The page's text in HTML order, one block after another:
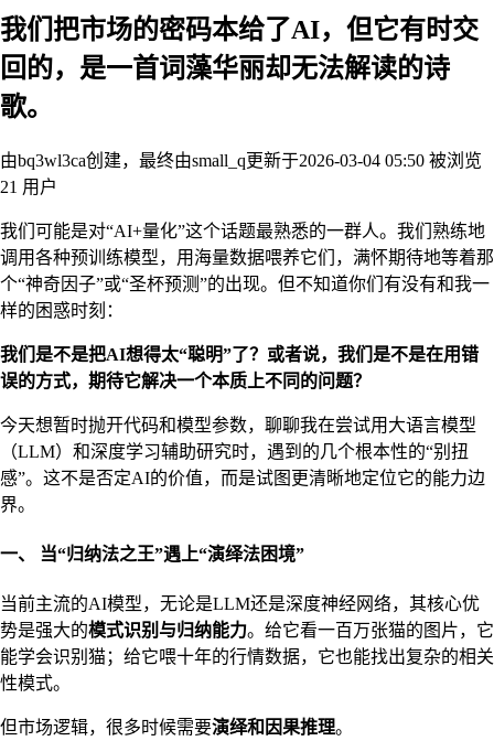
我们把市场的密码本给了AI，但它有时交
回的，是一首词藻华丽却无法解读的诗
歌。
由bq3wl3ca创建，最终由small_q更新于2026-03-04 05:50 被浏览
21 用户
我们可能是对“AI+量化”这个话题最熟悉的一群人。我们熟练地
调用各种预训练模型，用海量数据喂养它们，满怀期待地等着那
个“神奇因子”或“圣杯预测”的出现。但不知道你们有没有和我一
样的困惑时刻：
我们是不是把AI想得太“聪明”了？或者说，我们是不是在用错
误的方式，期待它解决一个本质上不同的问题？
今天想暂时抛开代码和模型参数，聊聊我在尝试用大语言模型
（LLM）和深度学习辅助研究时，遇到的几个根本性的“别扭
感”。这不是否定AI的价值，而是试图更清晰地定位它的能力边
界。
一、 当“归纳法之王”遇上“演绎法困境”
当前主流的AI模型，无论是LLM还是深度神经网络，其核心优
势是强大的模式识别与归纳能力。给它看一百万张猫的图片，它
能学会识别猫；给它喂十年的行情数据，它也能找出复杂的相关
性模式。
但市场逻辑，很多时候需要演绎和因果推理。